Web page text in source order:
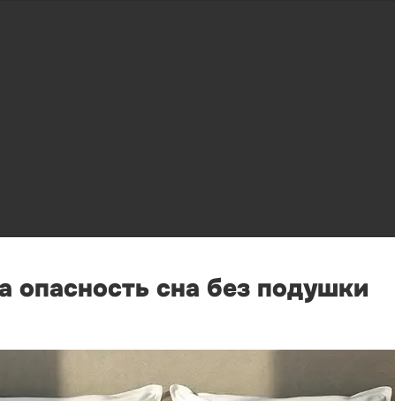
опасность сна без подушки